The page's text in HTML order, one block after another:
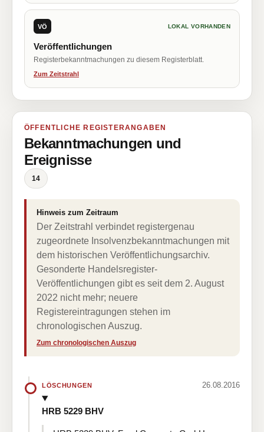
VÖ LOKAL VORHANDEN
Veröffentlichungen
Registerbekanntmachungen zu diesem Registerblatt.
Zum Zeitstrahl
ÖFFENTLICHE REGISTERANGABEN
Bekanntmachungen und
Ereignisse
14
Hinweis zum Zeitraum
Der Zeitstrahl verbindet registergenau
zugeordnete Insolvenzbekanntmachungen mit
dem historischen Veröffentlichungsarchiv.
Gesonderte Handelsregister-
Veröffentlichungen gibt es seit dem 2. August
2022 nicht mehr; neuere
Registereintragungen stehen im
chronologischen Auszug.
Zum chronologischen Auszug
LÖSCHUNGEN 26.08.2016
HRB 5229 BHV